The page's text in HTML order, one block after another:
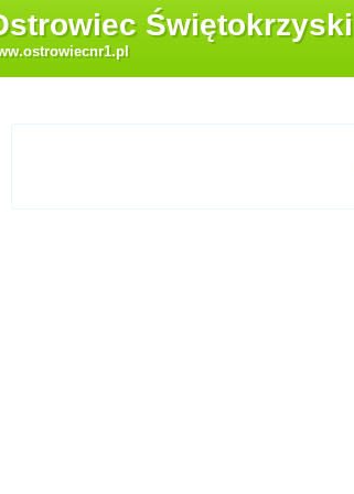
Świętokrzyski